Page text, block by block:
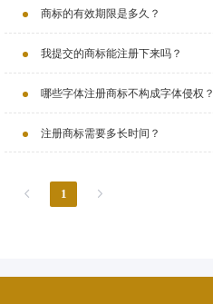
商标的有效期限是多久？
我提交的商标能注册下来吗？
哪些字体注册商标不构成字体侵权？
注册商标需要多长时间？
1